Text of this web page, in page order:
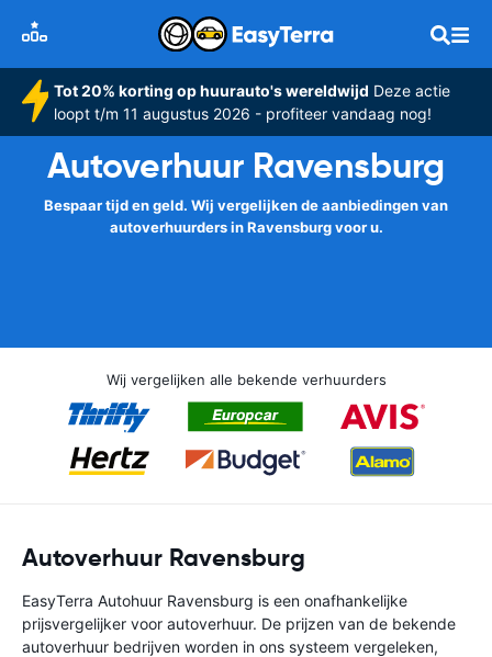
Tot 20% korting op huurauto's wereldwijd Deze actie
loopt t/m 11 augustus 2026 - profiteer vandaag nog!
Autoverhuur Ravensburg
Bespaar tijd en geld. Wij vergelijken de aanbiedingen van
autoverhuurders in Ravensburg voor u.
Wij vergelijken alle bekende verhuurders
Autoverhuur Ravensburg
EasyTerra Autohuur Ravensburg is een onafhankelijke
prijsvergelijker voor autoverhuur. De prijzen van de bekende
autoverhuur bedrijven worden in ons systeem vergeleken,